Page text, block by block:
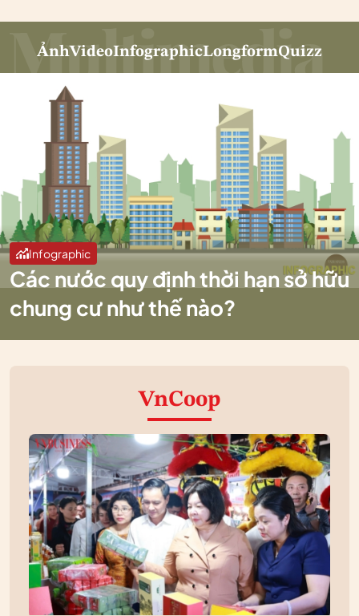
ẢnhVideoInfographicLongformQuizz
Infographic
Các nước quy định thời hạn sở hữu
chung cư như thế nào?
VnCoop